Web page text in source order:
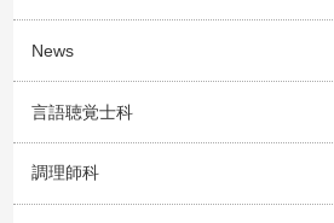
News
言語聴覚士科
調理師科